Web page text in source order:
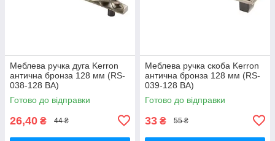
Меблева ручка дуга Kerron
антична бронза 128 мм (RS-
038-128 BA)
Готово до відправки
26,40 ₴ 44 ₴
Меблева ручка скоба Kerron
антична бронза 128 мм (RS-
039-128 BA)
Готово до відправки
33 ₴ 55 ₴